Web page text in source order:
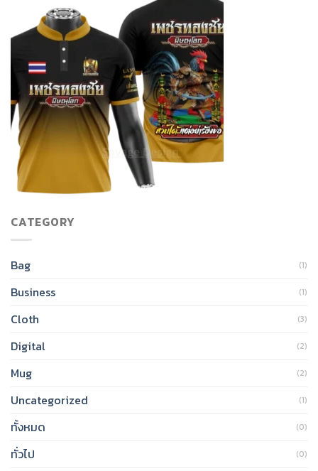
CATEGORY
Bag (1)
Business (1)
Cloth (3)
Digital (2)
Mug (2)
Uncategorized (1)
ทั้งหมด (0)
ทั่วไป (0)